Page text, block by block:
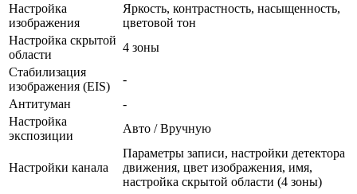
Настройка
изображения
Яркость, контрастность, насыщенность,
цветовой тон
Настройка скрытой
области
4 зоны
Стабилизация
изображения (EIS)
-
Антитуман
-
Настройка
экспозиции
Авто / Вручную
Настройки канала
Параметры записи, настройки детектора
движения, цвет изображения, имя,
настройка скрытой области (4 зоны)